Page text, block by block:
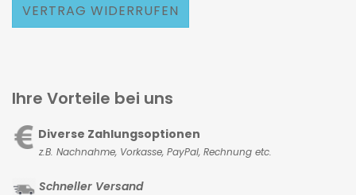
VERTRAG WIDERRUFEN
Ihre Vorteile bei uns
Diverse Zahlungsoptionen
z.B. Nachnahme, Vorkasse, PayPal, Rechnung etc.
Schneller Versand